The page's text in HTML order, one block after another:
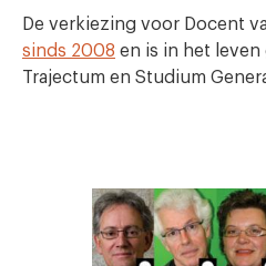
De verkiezing voor Docent
sinds 2008 en is in het
Trajectum en Studium